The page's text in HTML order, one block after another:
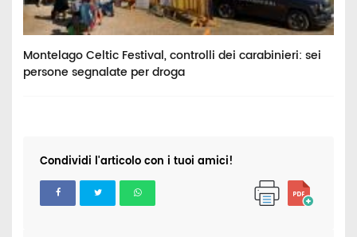
Montelago Celtic Festival, controlli dei carabinieri: sei
persone segnalate per droga
Condividi l'articolo con i tuoi amici!